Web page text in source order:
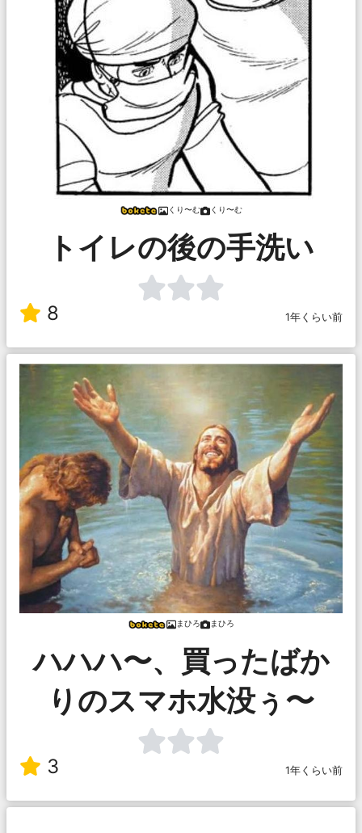
くり〜む くり〜む
トイレの後の手洗い
8 1年くらい前
まひろ まひろ
ハハハ〜、買ったばか
りのスマホ水没ぅ〜
3 1年くらい前